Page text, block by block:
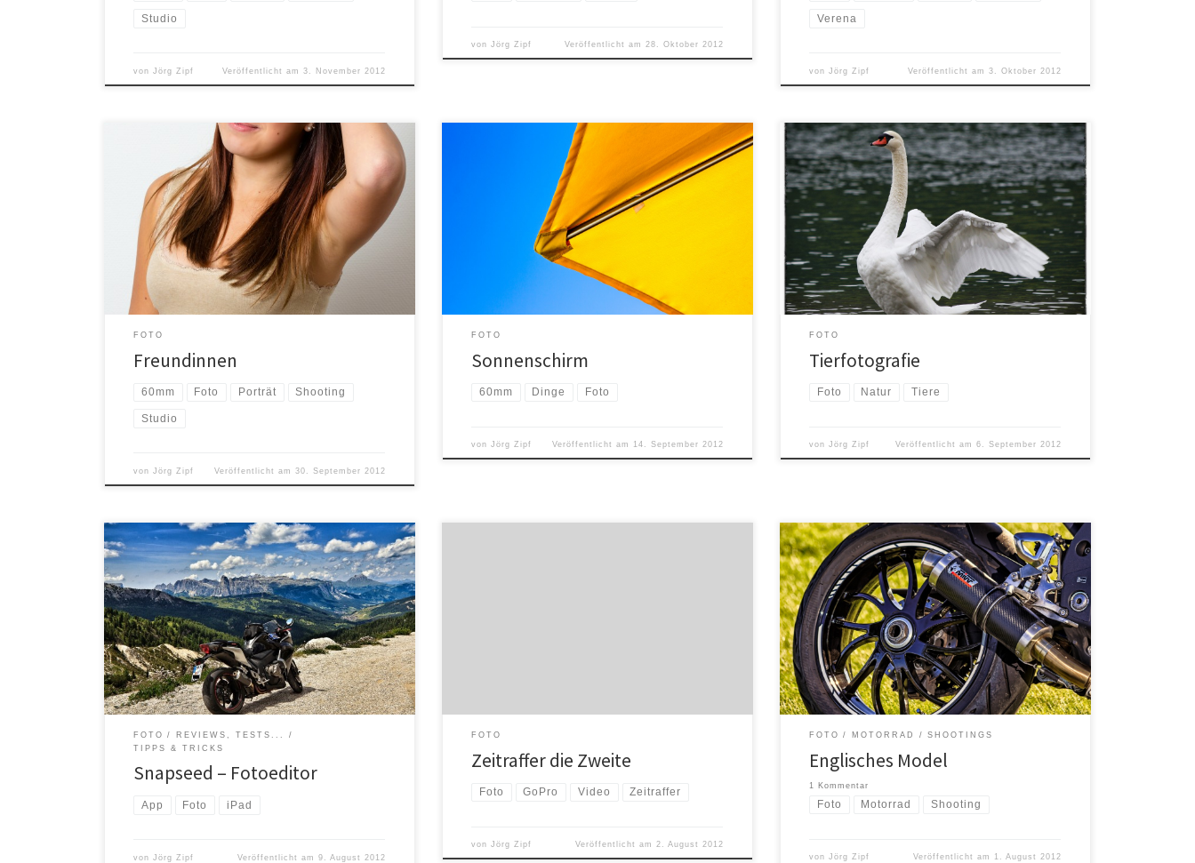
Studio
vonJörg Zipf Veröffentlicht am 3. November 2012
vonJörg Zipf Veröffentlicht am 28. Oktober 2012
Verena
vonJörg Zipf Veröffentlicht am 3. Oktober 2012
Vor vierzehn Tagen ist meine neue 90cm Octabox und
mein neuer 40″ Reflexschirm (beides von Jinbei)
gekommen. Letzten Samstag hatte ich die
Gelegenheit beides mit meinem Speedlite 580EX II
Aufsteckblitz und dem Pixel King Funkauslöser zu
testen. Als Modelle standen mir meine Nichte und ihre
beste Freundin zur Verfügung. Die […]
FOTO
Freundinnen
60mm Foto Porträt Shooting
Studio
vonJörg Zipf Veröffentlicht am 30. September 2012
Manche Dinge in unserem Leben nimmt man zwar war,
aber man sieht sie nicht unbedingt als solches. Letzte
Woche im Urlaub hatte ich mein 60mm
Festbrennweite-Objektiv auf der Kamera und hatte
gerade getestet ob der Fokus richtig „sitzt“. Ich hatte
nämlich beim letzten Shooting einen leichten
Backfokus festgestellt. Als ich […]
FOTO
Sonnenschirm
60mm Dinge Foto
vonJörg Zipf Veröffentlicht am 14. September 2012
Mit einem Thema in der Fotografie habe ich mich noch
nicht wirklich richtig beschäftigt – Tierfotografie. Wir
haben zwar Katzen Zuhause, die ich auch schon mehr
oder weniger oft fotografiert habe, aber es braucht
unheimlich viel Zeit und Geduld, um Tiere zu
fotografieren finde ich. Und Zeit, und noch weniger
[…]
FOTO
Tierfotografie
Foto Natur Tiere
vonJörg Zipf Veröffentlicht am 6. September 2012
Vor ein paar Tagen habe ich mir eine Zeitschrift
gekauft, die sich ausschließlich mit dem Thema
Fotografie rund um das iPhone beschäftigt. In der
Zeitschrift wurde unter anderem die App Snapseed
vorgestellt. Diese App wurde von der Firma NIK
entwickelt, von der ich schon die bekannten
Photoshop Plugins wie Color […]
FOTO
REVIEWS, TESTS...
TIPPS & TRICKS
Snapseed – Fotoeditor
App Foto iPad
vonJörg Zipf Veröffentlicht am 9. August 2012
FOTO
Zeitraffer die Zweite
Foto GoPro Video Zeitraffer
vonJörg Zipf Veröffentlicht am 2. August 2012
Vor ein paar Tagen hatte ich ein Fotoshooting mit
einem „englischen Model“. Wie unschwer zu erkennen
ist, handelte es sich dabei nicht um ein weibliches
Wesen sondern um ein Motorrad – eine Triumph
Speed Triple. Mein Kumpel Patrick hatte mich
gebeten, seine auf Hochglanz polierte „Speedie“ zu
fotografieren. Wie vielleicht […]
FOTO MOTORRAD SHOOTINGS
Englisches Model
1 Kommentar
Foto Motorrad Shooting
vonJörg Zipf Veröffentlicht am 1. August 2012